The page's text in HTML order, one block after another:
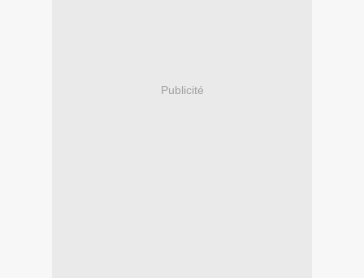
Publicité